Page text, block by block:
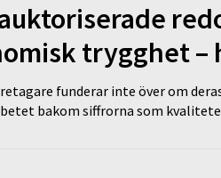
trygghet –
funderar inte över om
bakom siffrorna som